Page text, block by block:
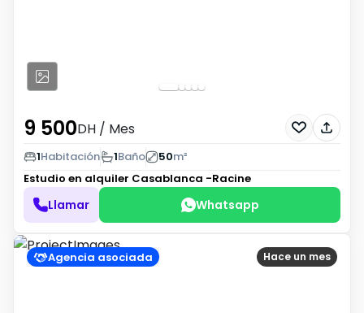
9 500DH / Mes
1Habitación 1Baño 50m²
Estudio en alquiler Casablanca -Racine
Llamar Whatsapp
Hace un mes
Agencia asociada